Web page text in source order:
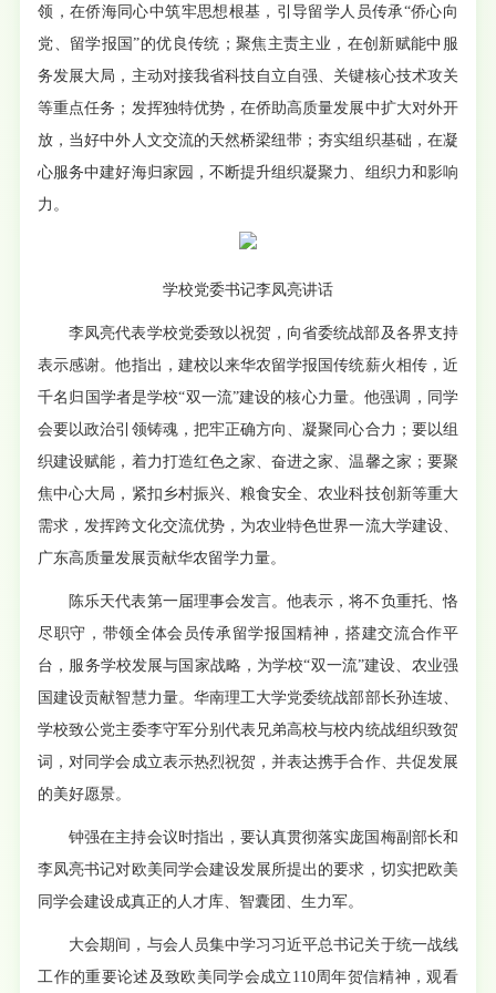
领，在侨海同心中筑牢思想根基，引导留学人员传承“侨心向
党、留学报国”的优良传统；聚焦主责主业，在创新赋能中服
务发展大局，主动对接我省科技自立自强、关键核心技术攻关
等重点任务；发挥独特优势，在侨助高质量发展中扩大对外开
放，当好中外人文交流的天然桥梁纽带；夯实组织基础，在凝
心服务中建好海归家园，不断提升组织凝聚力、组织力和影响
力。
学校党委书记李凤亮讲话
李凤亮代表学校党委致以祝贺，向省委统战部及各界支持
表示感谢。他指出，建校以来华农留学报国传统薪火相传，近
千名归国学者是学校“双一流”建设的核心力量。他强调，同学
会要以政治引领铸魂，把牢正确方向、凝聚同心合力；要以组
织建设赋能，着力打造红色之家、奋进之家、温馨之家；要聚
焦中心大局，紧扣乡村振兴、粮食安全、农业科技创新等重大
需求，发挥跨文化交流优势，为农业特色世界一流大学建设、
广东高质量发展贡献华农留学力量。
陈乐天代表第一届理事会发言。他表示，将不负重托、恪
尽职守，带领全体会员传承留学报国精神，搭建交流合作平
台，服务学校发展与国家战略，为学校“双一流”建设、农业强
国建设贡献智慧力量。华南理工大学党委统战部部长孙连坡、
学校致公党主委李守军分别代表兄弟高校与校内统战组织致贺
词，对同学会成立表示热烈祝贺，并表达携手合作、共促发展
的美好愿景。
钟强在主持会议时指出，要认真贯彻落实庞国梅副部长和
李凤亮书记对欧美同学会建设发展所提出的要求，切实把欧美
同学会建设成真正的人才库、智囊团、生力军。
大会期间，与会人员集中学习习近平总书记关于统一战线
工作的重要论述及致欧美同学会成立110周年贺信精神，观看